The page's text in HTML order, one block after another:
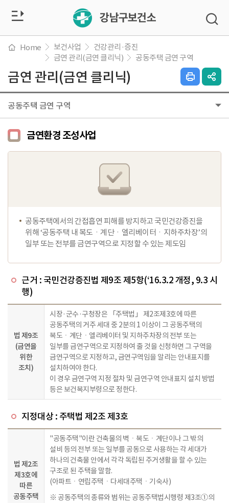
체
뉴
열
기
검
색
창
Home 보건사업
건강관리·증진
금연 관리(금연 클리닉)
공동주택 금연 구역
금연 관리(금연 클리닉)
인
쇄
하
공
유
열
기
공동주택 금연 구역
금연환경 조성사업
공동주택에서의 간접흡연 피해를 방지하고 국민건강증진을
위해 ‘공동주택 내 복도ㆍ계단ㆍ엘리베이터ㆍ지하주차장’의
일부 또는 전부를 금연구역으로 지정할 수 있는 제도임
근거 : 국민건강증진법 제9조 제5항(‘16.3.2 개정, 9.3 시
행)
법 제9조
(금연을
위한
조치)
시장·군수·구청장은 「주택법」 제2조제3호에 따른
공동주택의 거주 세대 중 2분의 1 이상이 그 공동주택의
복도ㆍ계단ㆍ엘리베이터 및 지하주차장의 전부 또는
일부를 금연구역으로 지정하여 줄 것을 신청하면 그 구역을
금연구역으로 지정하고, 금연구역임을 알리는 안내표지를
설치하여야 한다.
이 경우 금연구역 지정 절차 및 금연구역 안내표지 설치 방법
등은 보건복지부령으로 정한다.
지정대상 : 주택법 제2조 제3호
법 제2조
제3호에
따른
공동주택
"공동주택"이란 건축물의 벽ㆍ복도ㆍ계단이나 그 밖의
설비 등의 전부 또는 일부를 공동으로 사용하는 각 세대가
하나의 건축물 안에서 각각 독립된 주거생활을 할 수 있는
구조로 된 주택을 말함.
(아파트ㆍ연립주택ㆍ다세대주택ㆍ기숙사)
※ 공동주택의 종류와 범위는 공동주택법시행령 제3조①의